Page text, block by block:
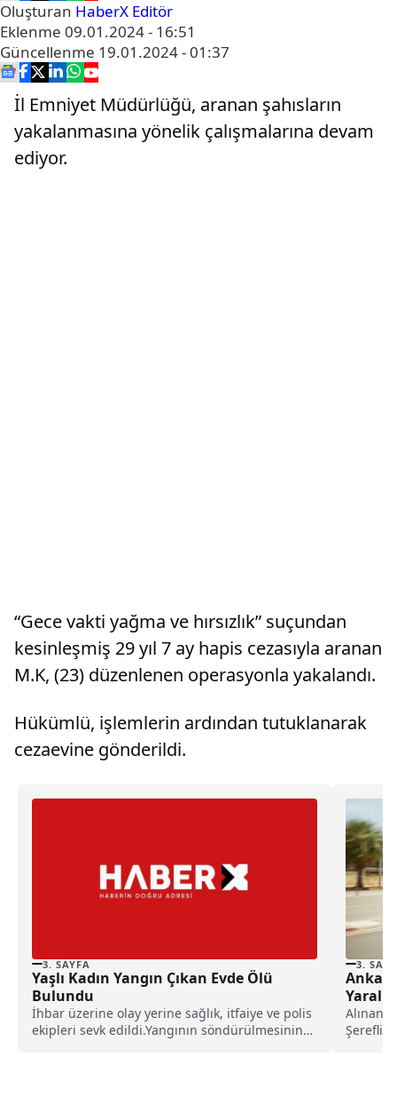
Oluşturan HaberX Editör
Eklenme 09.01.2024 - 16:51
Güncellenme 19.01.2024 - 01:37
İl Emniyet Müdürlüğü, aranan şahısların
yakalanmasına yönelik çalışmalarına devam
ediyor.
“Gece vakti yağma ve hırsızlık” suçundan
kesinleşmiş 29 yıl 7 ay hapis cezasıyla aranan
M.K, (23) düzenlenen operasyonla yakalandı.
Hükümlü, işlemlerin ardından tutuklanarak
cezaevine gönderildi.
3. SAYFA
Yaşlı Kadın Yangın Çıkan Evde Ölü
Bulundu
İhbar üzerine olay yerine sağlık, itfaiye ve polis
ekipleri sevk edildi.Yangının söndürülmesinin
3.
Yaralı
Alınan